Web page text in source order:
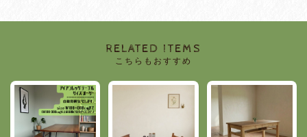
RELATED ITEMS
こちらもおすすめ